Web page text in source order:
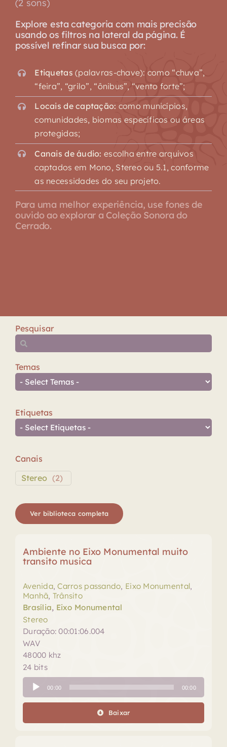
(2 sons)
Explore esta categoria com mais precisão
usando os filtros na lateral da página. É
possível refinar sua busca por:
Etiquetas (palavras-chave): como “chuva”,
“feira”, “grilo”, “ônibus”, “vento forte”;
Locais de captação: como municípios,
comunidades, biomas específicos ou áreas
protegidas;
Canais de áudio: escolha entre arquivos
captados em Mono, Stereo ou 5.1, conforme
as necessidades do seu projeto.
Para uma melhor experiência, use fones de
ouvido ao explorar a Coleção Sonora do
Cerrado.
Pesquisar
Temas
Etiquetas
Canais
Stereo (2)
Ver biblioteca completa
Ambiente no Eixo Monumental muito
transito musica
Avenida,Carros passando, Eixo Monumental,
Manhã, Trânsito
Brasília, Eixo Monumental
Stereo
Duração: 00:01:06.004
WAV
48000 khz
24 bits
Tocador
de
áudio
00:00 00:00
Baixar